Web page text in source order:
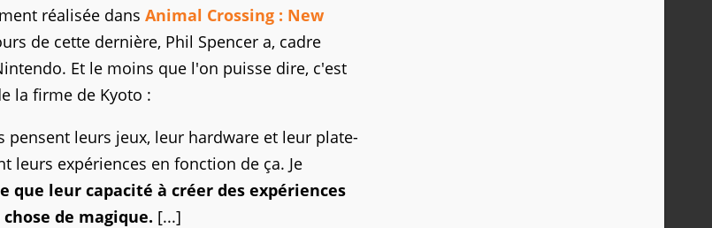
réalisée dans Animal Crossing : New
de cette dernière, Phil Spencer a, cadre
Et le moins que l'on puisse dire, c'est
la firme de Kyoto :
leurs jeux, leur hardware et leur plate-
leurs expériences en fonction de ça. Je
que leur capacité à créer des expériences
de magique. [...]